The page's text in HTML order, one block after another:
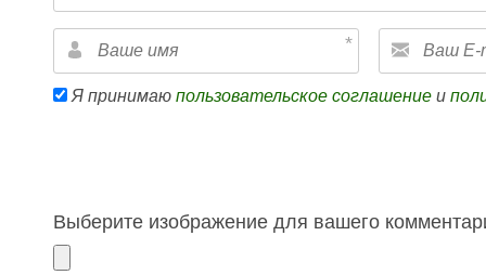
Я принимаю пользовательское соглашение и
Выберите изображение для вашего